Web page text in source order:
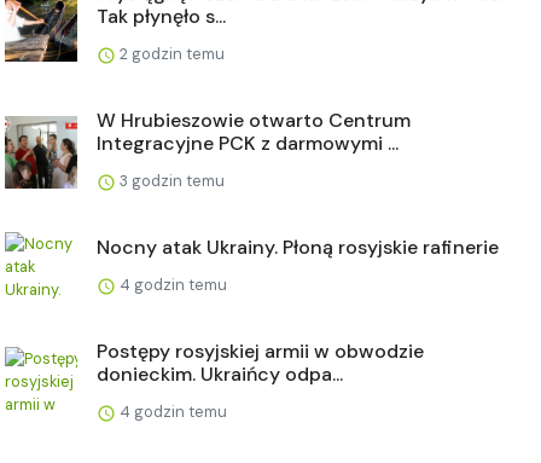
Tak płynęło s...
2 godzin temu
W Hrubieszowie otwarto Centrum
Integracyjne PCK z darmowymi ...
3 godzin temu
Nocny atak Ukrainy. Płoną rosyjskie rafinerie
4 godzin temu
Postępy rosyjskiej armii w obwodzie
donieckim. Ukraińcy odpa...
4 godzin temu